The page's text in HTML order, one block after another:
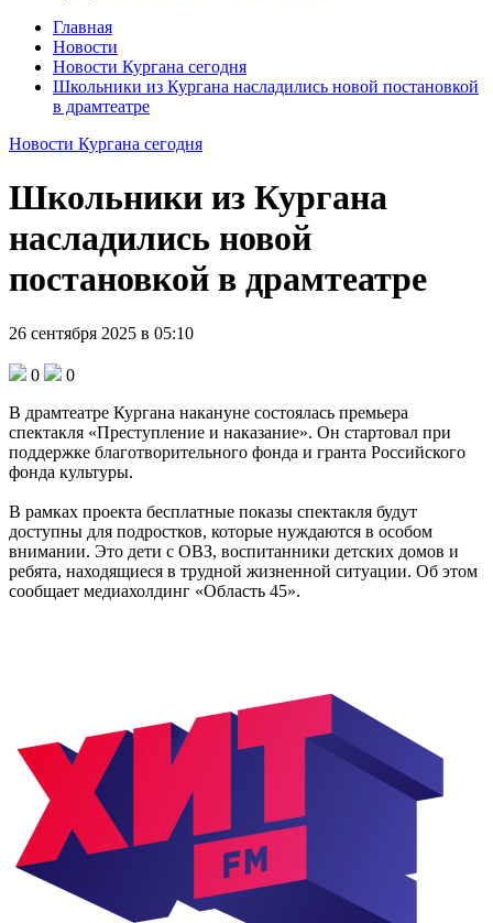
Главная
Новости
Новости Кургана сегодня
Школьники из Кургана насладились новой постановкой
в драмтеатре
Новости Кургана сегодня
Школьники из Кургана
насладились новой
постановкой в драмтеатре
26 сентября 2025 в 05:10
0
0
В драмтеатре Кургана накануне состоялась премьера
спектакля «Преступление и наказание». Он стартовал при
поддержке благотворительного фонда и гранта Российского
фонда культуры.
В рамках проекта бесплатные показы спектакля будут
доступны для подростков, которые нуждаются в особом
внимании. Это дети с ОВЗ, воспитанники детских домов и
ребята, находящиеся в трудной жизненной ситуации. Об этом
сообщает медиахолдинг «Область 45».